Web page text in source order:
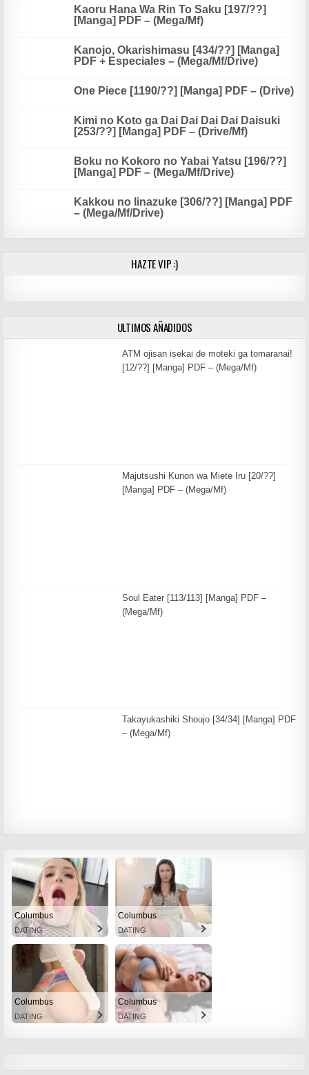
Kaoru Hana Wa Rin To Saku [197/??]
[Manga] PDF – (Mega/Mf)
Kanojo, Okarishimasu [434/??] [Manga]
PDF + Especiales – (Mega/Mf/Drive)
One Piece [1190/??] [Manga] PDF – (Drive)
Kimi no Koto ga Dai Dai Dai Dai Daisuki
[253/??] [Manga] PDF – (Drive/Mf)
Boku no Kokoro no Yabai Yatsu [196/??]
[Manga] PDF – (Mega/Mf/Drive)
Kakkou no Iinazuke [306/??] [Manga] PDF
– (Mega/Mf/Drive)
HAZTE VIP :)
ULTIMOS AÑADIDOS
ATM ojisan isekai de moteki ga tomaranai!
[12/??] [Manga] PDF – (Mega/Mf)
Majutsushi Kunon wa Miete Iru [20/??]
[Manga] PDF – (Mega/Mf)
Soul Eater [113/113] [Manga] PDF –
(Mega/Mf)
Takayukashiki Shoujo [34/34] [Manga] PDF
– (Mega/Mf)
Columbus
DATING
Columbus
DATING
Columbus
DATING
Columbus
DATING